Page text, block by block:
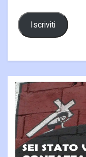
Iscriviti